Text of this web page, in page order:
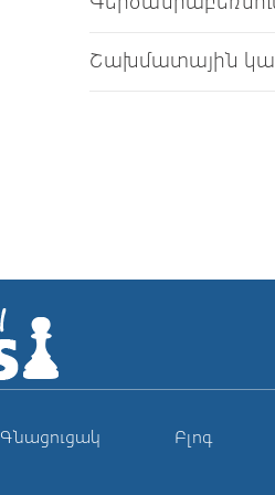
Շախմատային
Գնացուցակ Բլոգ